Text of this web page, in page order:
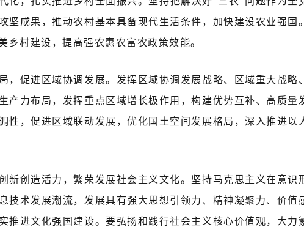
坚成果，推动农村基本具备现代生活条件，加快建设农业强国
乡村建设，提高强农惠农富农政策效能。
，促进区域协调发展。发挥区域协调发展战略、区域重大战略
产力布局，发挥重点区域增长极作用，构建优势互补、高质量
性，促进区域联动发展，优化国土空间发展格局，深入推进以
新创造活力，繁荣发展社会主义文化。坚持马克思主义在意识
技术发展潮流，发展具有强大思想引领力、精神凝聚力、价值
推进文化强国建设。要弘扬和践行社会主义核心价值观，大力